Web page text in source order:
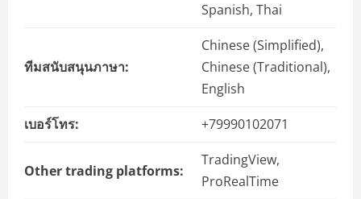
Spanish, Thai
ทีมสนับสนุนภาษา:
Chinese (Simplified),
Chinese (Traditional),
English
เบอร์โทร:
+79990102071
Other trading platforms:
TradingView,
ProRealTime